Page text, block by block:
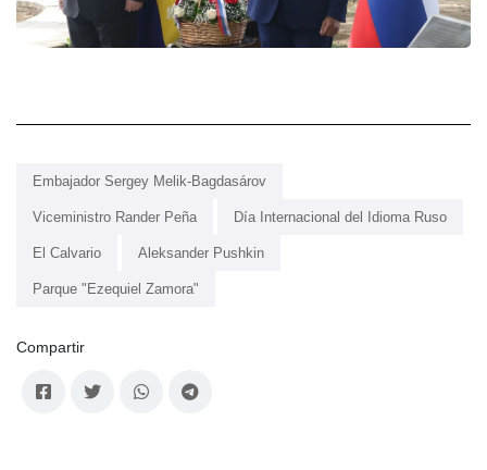
Embajador Sergey Melik-Bagdasárov
Viceministro Rander Peña Día Internacional del Idioma Ruso
El Calvario Aleksander Pushkin
Parque "Ezequiel Zamora"
Compartir